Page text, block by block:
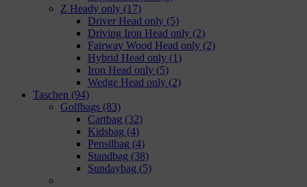
Z Heady only (17)
Driver Head only (5)
Driving Iron Head only (2)
Fairway Wood Head only (2)
Hybrid Head only (1)
Iron Head only (5)
Wedge Head only (2)
Taschen (94)
Golfbags (83)
Cartbag (32)
Kidsbag (4)
Pensilbag (4)
Standbag (38)
Sundaybag (5)